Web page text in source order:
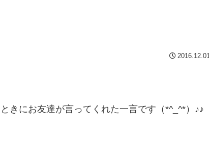
2016.12.01
きにお友達が言ってくれた一言です（*^_^*）♪♪